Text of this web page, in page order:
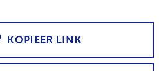
KOPIEER LINK